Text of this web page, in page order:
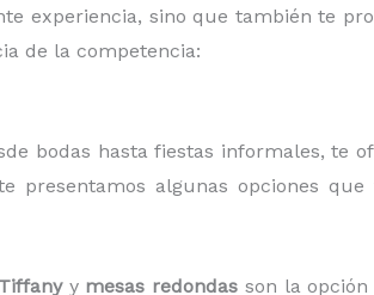
experiencia, sino que también te
de la competencia:
bodas hasta fiestas informales, te
presentamos algunas opciones que
y mesas redondas son la opción